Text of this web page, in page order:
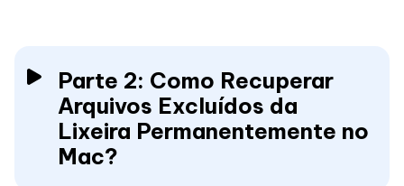
Parte 2: Como Recuperar
Arquivos Excluídos da
Lixeira Permanentemente no
Mac?